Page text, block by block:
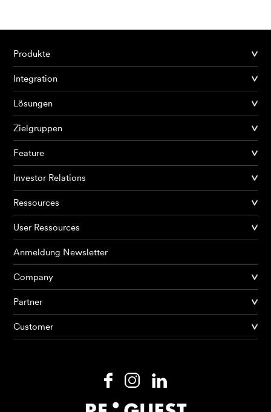
Produkte
KI Agents
Produkte
Integration
Lösungen
Zielgruppen
Feature
Investor Relations
Ressources
User Ressources
Anmeldung Newsletter
Company
Partner
Customer